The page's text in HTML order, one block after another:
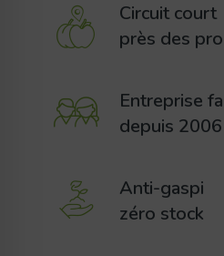
Circuit court
près des
Entreprise
depuis 2006
Anti-gaspi
zéro stock